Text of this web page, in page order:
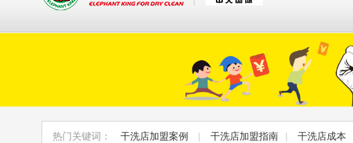
热门关键词： 干洗店加盟案例 | 干洗店加盟指南 | 干洗店成本